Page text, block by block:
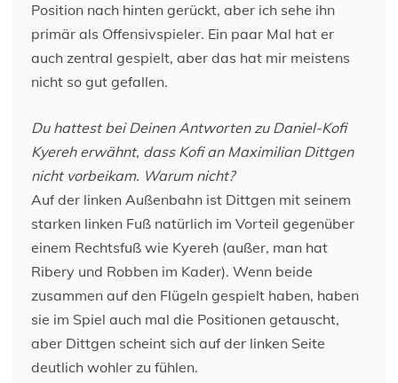
Position nach hinten gerückt, aber ich sehe ihn
primär als Offensivspieler. Ein paar Mal hat er
auch zentral gespielt, aber das hat mir meistens
nicht so gut gefallen.
Du hattest bei Deinen Antworten zu Daniel-Kofi
Kyereh erwähnt, dass Kofi an Maximilian Dittgen
nicht vorbeikam. Warum nicht?
Auf der linken Außenbahn ist Dittgen mit seinem
starken linken Fuß natürlich im Vorteil gegenüber
einem Rechtsfuß wie Kyereh (außer, man hat
Ribery und Robben im Kader). Wenn beide
zusammen auf den Flügeln gespielt haben, haben
sie im Spiel auch mal die Positionen getauscht,
aber Dittgen scheint sich auf der linken Seite
deutlich wohler zu fühlen.